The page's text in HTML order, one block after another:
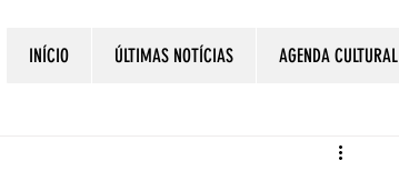
INÍCIO ÚLTIMAS NOTÍCIAS AGENDA CULTURAL